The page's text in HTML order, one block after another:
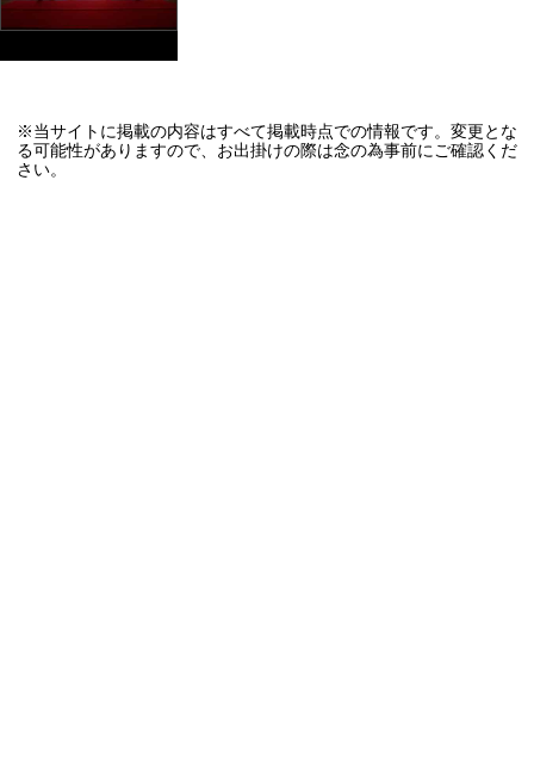
※当サイトに掲載の内容はすべて掲載時点での情報です。変更とな
る可能性がありますので、お出掛けの際は念の為事前にご確認くだ
さい。